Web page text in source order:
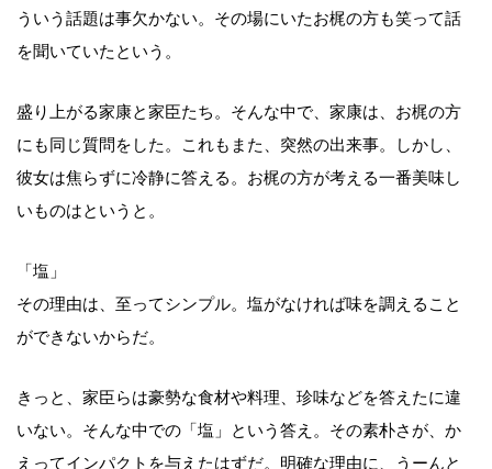
ういう話題は事欠かない。その場にいたお梶の方も笑って話
を聞いていたという。
盛り上がる家康と家臣たち。そんな中で、家康は、お梶の方
にも同じ質問をした。これもまた、突然の出来事。しかし、
彼女は焦らずに冷静に答える。お梶の方が考える一番美味し
いものはというと。
「塩」
その理由は、至ってシンプル。塩がなければ味を調えること
ができないからだ。
きっと、家臣らは豪勢な食材や料理、珍味などを答えたに違
いない。そんな中での「塩」という答え。その素朴さが、か
えってインパクトを与えたはずだ。明確な理由に、うーんと